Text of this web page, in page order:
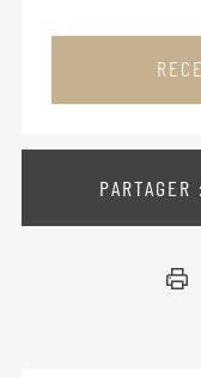
PARTAGER :